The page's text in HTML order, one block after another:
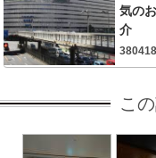
気の
介
380418
こ